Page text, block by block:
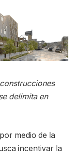
delimita en
medio de la
incentivar la